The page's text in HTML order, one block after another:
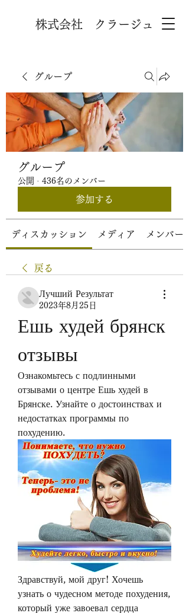
株式会社 クラージュ
グループ
グループ
公開 · 436名のメンバー
参加する
ディスカッション メディア メンバー
戻る
Лучший Результат
2023年8月25日
Ешь худей брянск
отзывы
Ознакомьтесь с подлинными
отзывами о центре Ешь худей в
Брянске. Узнайте о достоинствах и
недостатках программы по
похудению.
Здравствуй, мой друг! Хочешь
узнать о чудесном методе похудения,
который уже завоевал сердца